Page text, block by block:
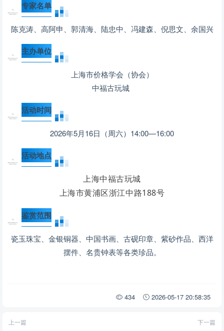
专家名单
陈克涛、高阿申、郭清海、陆忠中、冯建森、倪思文、余国兴
主办单位
上海市价格学会（协会）
中福古玩城
活动时间
2026年5月16日（周六）14:00—16:00
活动地点
上海中福古玩城
上海市黄浦区浙江中路188号
鉴赏范围
瓷玉珠宝、金银铜器、中国书画、古砚印章、紫砂作品、西洋
摆件、名贵钟表等各类珍品。
434 2026-05-17 20:58:35
上一篇 下一篇